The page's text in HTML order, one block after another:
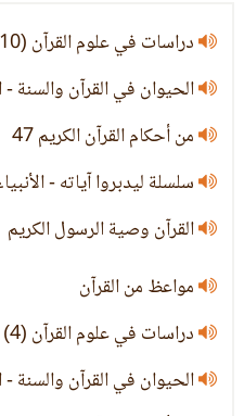
دراسات في علوم القرآن (10)
الحيوان في القرآن والسنة -
من أحكام القرآن الكريم 47
سلسلة ليدبروا آياته - الأنبياء من
القرآن وصية الرسول الكريم
مواعظ من القرآن
دراسات في علوم القرآن (4)
الحيوان في القرآن والسنة -